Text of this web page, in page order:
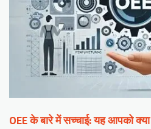
OEE के बारे में सच्चाई: यह आपको